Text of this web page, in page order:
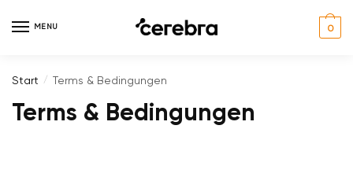
MENU 0
Start / Terms & Bedingungen
Terms & Bedingungen